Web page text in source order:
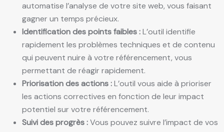
automatise l’analyse de votre site web, vous faisant
gagner un temps précieux.
Identification des points faibles :L’outil identifie
rapidement les problèmes techniques et de contenu
qui peuvent nuire à votre référencement, vous
permettant de réagir rapidement.
Priorisation des actions :L’outil vous aide à prioriser
les actions correctives en fonction de leur impact
potentiel sur votre référencement.
Suivi des progrès :Vous pouvez suivre l’impact de vos